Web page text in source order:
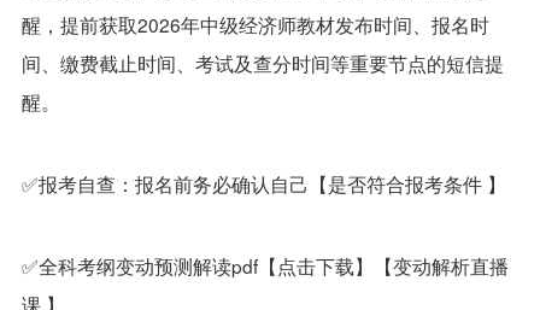
醒，提前获取2026年中级经济师教材发布时间、报名时
间、缴费截止时间、考试及查分时间等重要节点的短信提
醒。
✅报考自查：报名前务必确认自己【是否符合报考条件】
✅全科考纲变动预测解读pdf【点击下载】【变动解析直播
课】